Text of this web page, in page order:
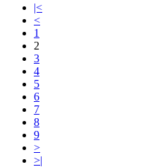
|<
<
1
2
3
4
5
6
7
8
9
>
>|